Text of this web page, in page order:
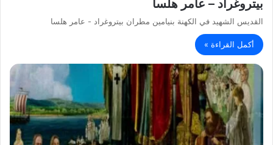
بيتروغراد – عامر هلسا
القديس الشهيد في الكهنة بنيامين مطران بيتروغراد - عامر هلسا
أكمل القراءة »